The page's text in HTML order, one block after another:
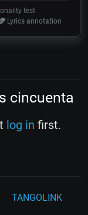
test
Lyrics annotation
cincuenta
log in first.
TANGOLINK